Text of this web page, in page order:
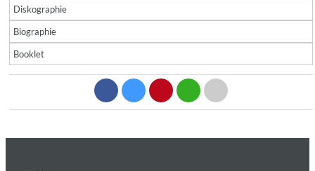
Diskographie
Biographie
Booklet